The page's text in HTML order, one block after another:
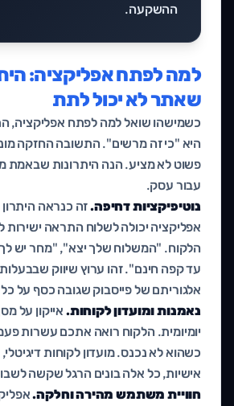
ההשקעה.
למה לפתח אפליקציה:
שאתר לא יכול לתת
כשמישהו שואל למה לפתח אפליקציה,
היא "כי זה מרשים". התשובה החזקה
פשוט לא מציע. הנה היתרונות שבאמת
עבור עסק.
נוטיפיקציות דחיפה.זה כנראה היתרון
אפליקציה יכולה לשלוח התראה
עד קפה חינם". זהו ערוץ שיווק
אלגוריתם של פייסבוק שגובה כסף על
נאמנות ומועדון לקוחות. אייקון על
יומיומית. הלקוח רואה אתכם עשרות
כשהוא לא נכנס. מועדון לקוחות
אישיות, כל אלה בונים הרגל שקשה
חוויית משתמש מהירה וחלקה.